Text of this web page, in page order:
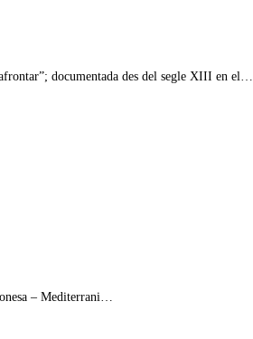
documentada des del segle XIII en el…
– Mediterrani…